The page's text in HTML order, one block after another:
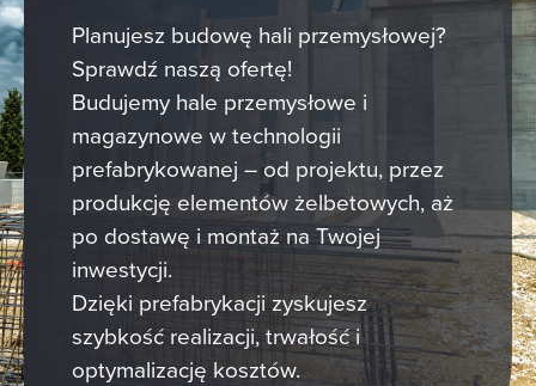
Planujesz budowę hali przemysłowej?
Sprawdź naszą ofertę!
Budujemy hale przemysłowe i
magazynowe w technologii
prefabrykowanej – od projektu, przez
produkcję elementów żelbetowych, aż
po dostawę i montaż na Twojej
inwestycji.
Dzięki prefabrykacji zyskujesz
szybkość realizacji, trwałość i
optymalizację kosztów.